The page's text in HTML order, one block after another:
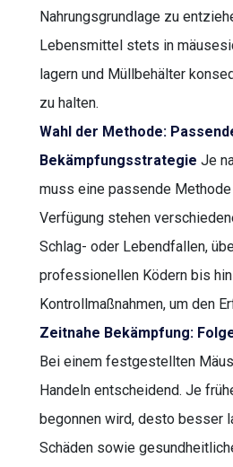
Nahrungsgrundlage zu
Lebensmittel stets in
lagern und Müllbehälter
zu halten.
Wahl der Methode:
Bekämpfungsstrategie Je
muss eine passende
Verfügung stehen
Schlag- oder Lebendfallen,
professionellen Ködern bis
Kontrollmaßnahmen, um den
Zeitnahe Bekämpfung:
Bei einem festgestellten
Handeln entscheidend. Je
begonnen wird, desto besser
Schäden sowie